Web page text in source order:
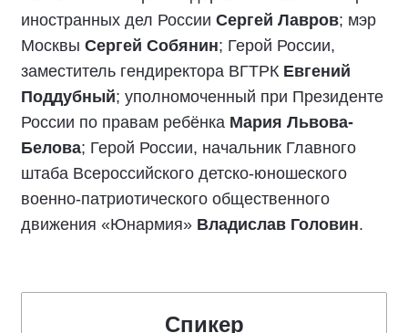
иностранных дел России Сергей Лавров; мэр
Москвы Сергей Собянин; Герой России,
заместитель гендиректора ВГТРК Евгений
Поддубный; уполномоченный при Президенте
России по правам ребёнка Мария Львова-
Белова; Герой России, начальник Главного
штаба Всероссийского детско-юношеского
военно-патриотического общественного
движения «Юнармия» Владислав Головин.
Спикер